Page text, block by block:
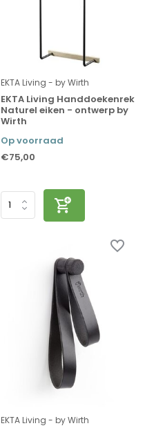
EKTA Living - by Wirth
EKTA Living Handdoekenrek
Naturel eiken - ontwerp by
Wirth
Op voorraad
€75,00
EKTA Living - by Wirth